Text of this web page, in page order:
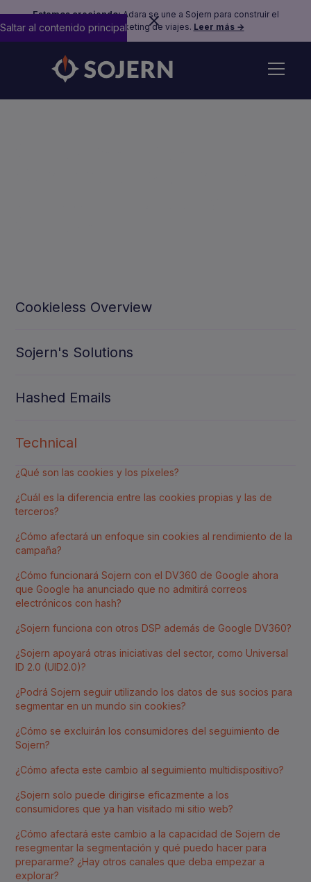
Estamos creciendo:Adara se une a Sojern para construir el
futuro del marketing de viajes. Leer más →
Saltar al contenido principal
Cookieless Overview
Sojern's Solutions
Hashed Emails
Technical
¿Qué son las cookies y los píxeles?
¿Cuál es la diferencia entre las cookies propias y las de
terceros?
¿Cómo afectará un enfoque sin cookies al rendimiento de la
campaña?
¿Cómo funcionará Sojern con el DV360 de Google ahora
que Google ha anunciado que no admitirá correos
electrónicos con hash?
¿Sojern funciona con otros DSP además de Google DV360?
¿Sojern apoyará otras iniciativas del sector, como Universal
ID 2.0 (UID2.0)?
¿Podrá Sojern seguir utilizando los datos de sus socios para
segmentar en un mundo sin cookies?
¿Cómo se excluirán los consumidores del seguimiento de
Sojern?
¿Cómo afecta este cambio al seguimiento multidispositivo?
¿Sojern solo puede dirigirse eficazmente a los
consumidores que ya han visitado mi sitio web?
¿Cómo afectará este cambio a la capacidad de Sojern de
resegmentar la segmentación y qué puedo hacer para
prepararme? ¿Hay otros canales que deba empezar a
explorar?